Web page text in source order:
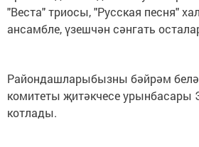
"Веста" триосы, "Русская песня"
ансамбле, үзешчән сәнгать
Райондашларыбызны бәйрәм
комитеты җитәкчесе урынбасары
котлады.